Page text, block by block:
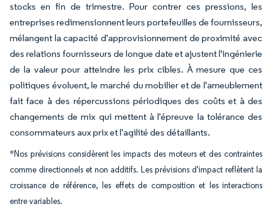
stocks en fin de trimestre. Pour contrer ces pressions, les
entreprises redimensionnent leurs portefeuilles de fournisseurs,
mélangent la capacité d'approvisionnement de proximité avec
des relations fournisseurs de longue date et ajustent l'ingénierie
de la valeur pour atteindre les prix cibles. À mesure que ces
politiques évoluent, le marché du mobilier et de l'ameublement
fait face à des répercussions périodiques des coûts et à des
changements de mix qui mettent à l'épreuve la tolérance des
consommateurs aux prix et l'agilité des détaillants.
*Nos prévisions considèrent les impacts des moteurs et des contraintes
comme directionnels et non additifs. Les prévisions d'impact reflètent la
croissance de référence, les effets de composition et les interactions
entre variables.